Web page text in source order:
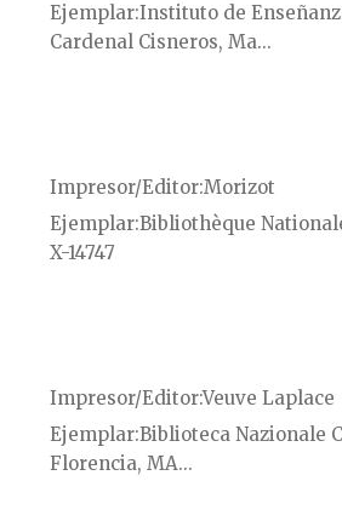
Ejemplar Instituto de
Cardenal Cisneros, Ma...
Impresor/Editor Morizot
Ejemplar Bibliothèque
X-14747
Impresor/EditorVeuve Laplace
Ejemplar Biblioteca Nazionale
Florencia, MA...